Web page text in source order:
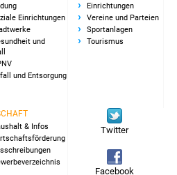
Tourismus
Erlebnisregion
Lebenslagen
Einrichtungen
und
und Entsorgung
Einrichtungen
Vereine und Parteien
Sportanlagen
Tourismus
& Infos
Twitter
Facebook